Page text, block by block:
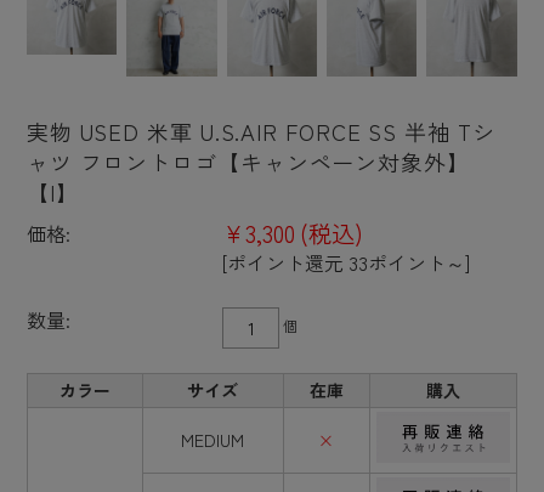
実物 USED 米軍 U.S.AIR FORCE SS 半袖 Tシ
ャツ フロントロゴ【キャンペーン対象外】
【I】
価格: ¥3,300 (税込)
[ポイント還元 33ポイント～]
数量:
個
カラー サイズ 在庫 購入
MEDIUM ×